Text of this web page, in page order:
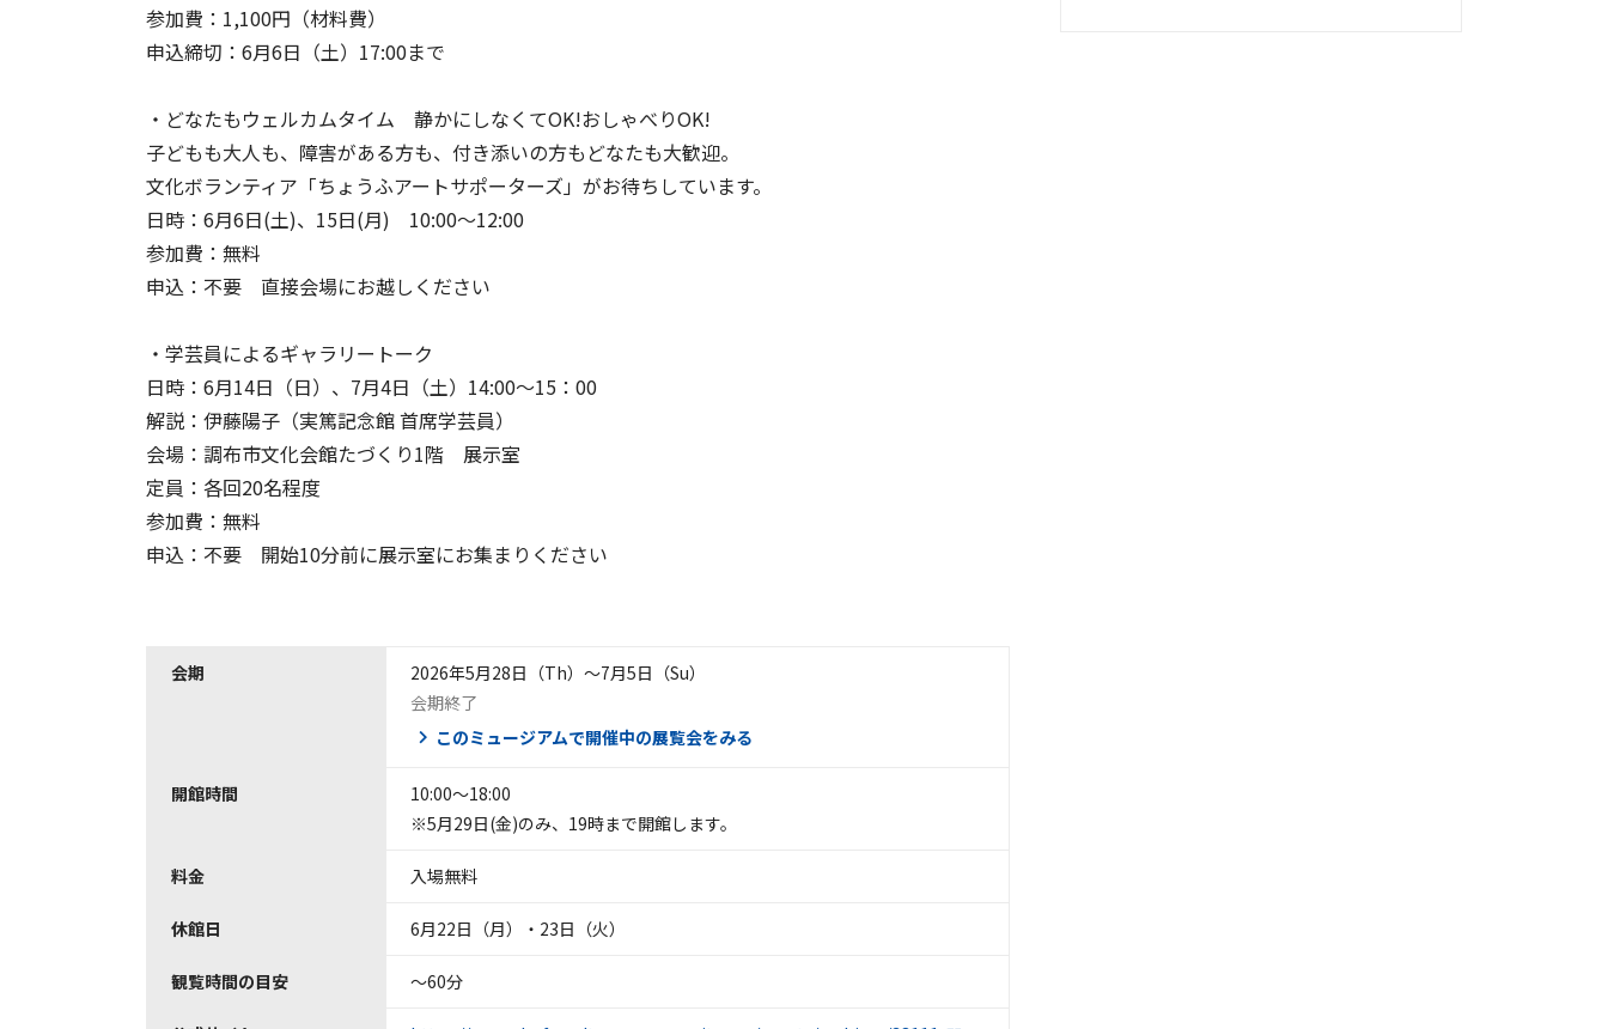
参加費：1,100円（材料費）
申込締切：6月6日（土）17:00まで
・どなたもウェルカムタイム 静かにしなくてOK!おしゃべりOK!
子どもも大人も、障害がある方も、付き添いの方もどなたも大歓迎。
文化ボランティア「ちょうふアートサポーターズ」がお待ちしています。
日時：6月6日(土)、15日(月) 10:00～12:00
参加費：無料
申込：不要 直接会場にお越しください
・学芸員によるギャラリートーク
日時：6月14日（日）、7月4日（土）14:00〜15：00
解説：伊藤陽子（実篤記念館 首席学芸員）
会場：調布市文化会館たづくり1階 展示室
定員：各回20名程度
参加費：無料
申込：不要 開始10分前に展示室にお集まりください
会期
2026年5月28日（Th）〜7月5日（Su）
会期終了
このミュージアムで開催中の展覧会をみる
開館時間
10:00～18:00
※5月29日(金)のみ、19時まで開館します。
料金 入場無料
休館日 6月22日（月）・23日（火）
観覧時間の目安 ～60分